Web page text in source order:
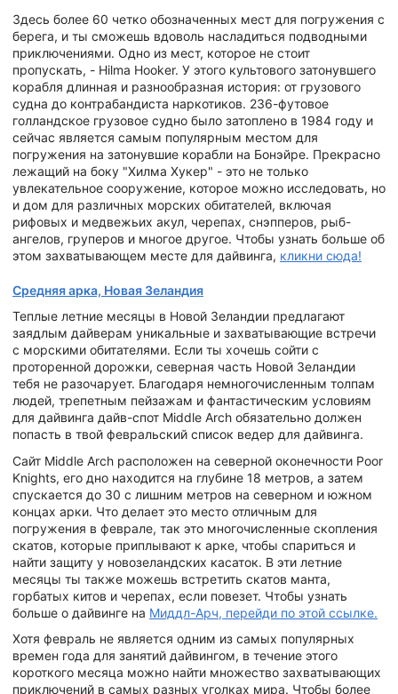
Здесь более 60 четко обозначенных мест для погружения с
берега, и ты сможешь вдоволь насладиться подводными
приключениями. Одно из мест, которое не стоит
пропускать, - Hilma Hooker. У этого культового затонувшего
корабля длинная и разнообразная история: от грузового
судна до контрабандиста наркотиков. 236-футовое
голландское грузовое судно было затоплено в 1984 году и
сейчас является самым популярным местом для
погружения на затонувшие корабли на Бонэйре. Прекрасно
лежащий на боку "Хилма Хукер" - это не только
увлекательное сооружение, которое можно исследовать, но
и дом для различных морских обитателей, включая
рифовых и медвежьих акул, черепах, снэпперов, рыб-
ангелов, груперов и многое другое. Чтобы узнать больше об
этом захватывающем месте для дайвинга, кликни сюда!
Средняя арка, Новая Зеландия
Теплые летние месяцы в Новой Зеландии предлагают
заядлым дайверам уникальные и захватывающие встречи
с морскими обитателями. Если ты хочешь сойти с
проторенной дорожки, северная часть Новой Зеландии
тебя не разочарует. Благодаря немногочисленным толпам
людей, трепетным пейзажам и фантастическим условиям
для дайвинга дайв-спот Middle Arch обязательно должен
попасть в твой февральский список ведер для дайвинга.
Сайт Middle Arch расположен на северной оконечности Poor
Knights, его дно находится на глубине 18 метров, а затем
спускается до 30 с лишним метров на северном и южном
концах арки. Что делает это место отличным для
погружения в феврале, так это многочисленные скопления
скатов, которые приплывают к арке, чтобы спариться и
найти защиту у новозеландских касаток. В эти летние
месяцы ты также можешь встретить скатов манта,
горбатых китов и черепах, если повезет. Чтобы узнать
больше о дайвинге на Миддл-Арч, перейди по этой ссылке.
Хотя февраль не является одним из самых популярных
времен года для занятий дайвингом, в течение этого
короткого месяца можно найти множество захватывающих
приключений в самых разных уголках мира. Чтобы более